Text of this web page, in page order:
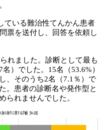
ている難治性てんかん患者
票を送付し、回答を依頼し
れました。診断として最も
）でした。15名（53.6%）
、そのうち2名（7.1％）で
。患者の診断名や発作型と
られませんでした。